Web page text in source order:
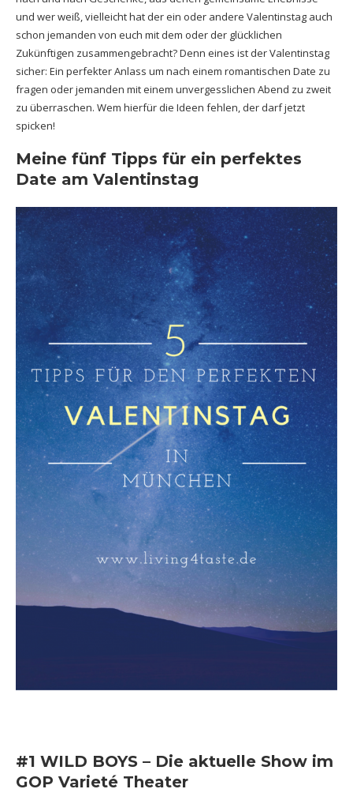
und wer weiß, vielleicht hat der ein oder andere Valentinstag auch
schon jemanden von euch mit dem oder der glücklichen
Zukünftigen zusammengebracht? Denn eines ist der Valentinstag
sicher: Ein perfekter Anlass um nach einem romantischen Date zu
fragen oder jemanden mit einem unvergesslichen Abend zu zweit
zu überraschen. Wem hierfür die Ideen fehlen, der darf jetzt
spicken!
Meine fünf Tipps für ein perfektes
Date am Valentinstag
#1 WILD BOYS – Die aktuelle Show im
GOP Varieté Theater